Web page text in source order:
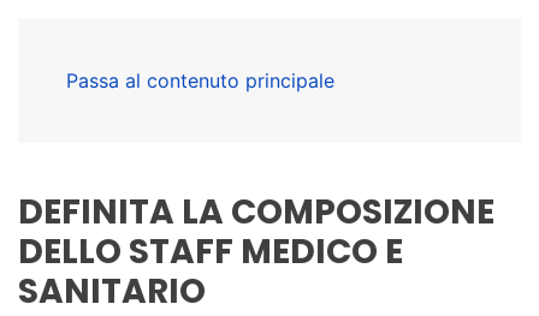
Passa al contenuto principale
DEFINITA LA COMPOSIZIONE
DELLO STAFF MEDICO E
SANITARIO